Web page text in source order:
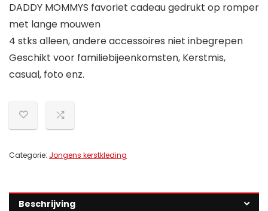
DADDY MOMMYS favoriet cadeau gedrukt op romper
met lange mouwen
4 stks alleen, andere accessoires niet inbegrepen
Geschikt voor familiebijeenkomsten, Kerstmis,
casual, foto enz.
Categorie: Jongens kerstkleding
Beschrijving